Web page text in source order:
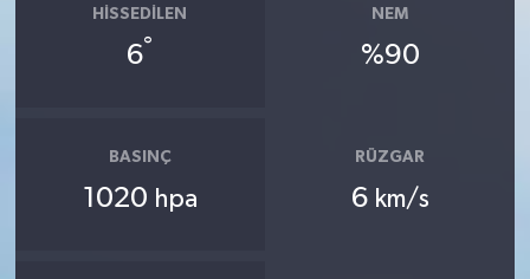
HISSEDILEN
6°
NEM
%90
BASINÇ
1020 hpa
RÜZGAR
6 km/s